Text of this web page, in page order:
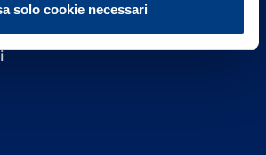
solo cookie necessari